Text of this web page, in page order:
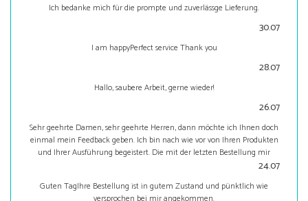
Ich bedanke mich für die prompte und zuverlässge Lieferung.
30.07
I am happyPerfect service Thank you
28.07
Hallo, saubere Arbeit, gerne wieder!
26.07
Sehr geehrte Damen, sehr geehrte Herren, dann möchte ich Ihnen doch
einmal mein Feedback geben. Ich bin nach wie vor von Ihren Produkten
und Ihrer Ausführung begeistert. Die mit der letzten Bestellung mir
gelieferten Visitenkarten, sind wieder 1A. Lieferzeiten sind bei Ihnen
irgendwann noch Adressenaufkleber auf der Rolle gibt bin ich happy. Da
24.07
Guten TagIhre Bestellung ist in gutem Zustand und pünktlich wie
versprochen bei mir angekommen.